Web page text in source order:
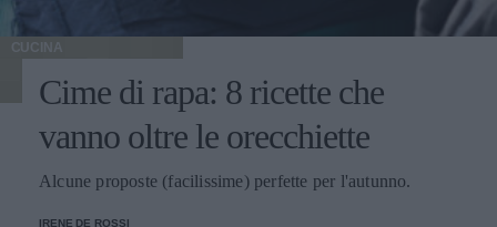
CUCINA
Cime di rapa: 8 ricette che
vanno oltre le orecchiette
Alcune proposte (facilissime) perfette per l'autunno.
IRENE DE ROSSI